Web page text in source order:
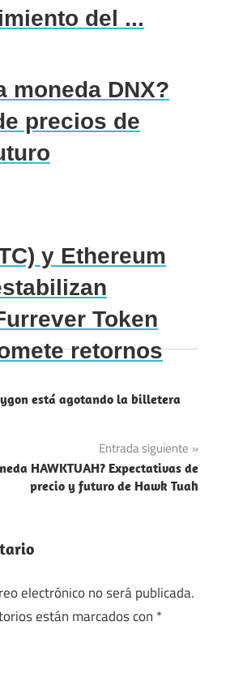
del ...
moneda DNX?
precios de
y Ethereum
Token
retornos
está agotando la billetera
Entrada siguiente
HAWKTUAH? Expectativas de
precio y futuro de Hawk Tuah
electrónico no será publicada.
están marcados con *